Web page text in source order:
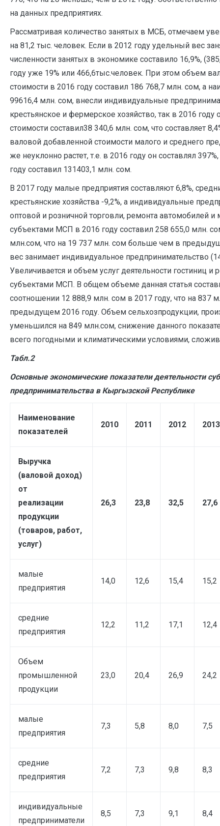
на данных предприятиях.
Рассматривая количество занятых в МСБ, отмечаем
на 81,2 тыс. человек. Если в 2012 году удельный вес
численности занятых в экономике составило 16,9%,
году уже 19% или 466,6тыс.человек. При этом объем
стоимости в 2016 году составил 186 768,7 млн. сом, а
99616,4 млн. сом, внесли индивидуальные
крестьянское и фермерское хозяйство, так в 2016
стоимости составил38 340,6 млн. сом, что составляет
валовой добавленной стоимости малого и среднего
же неуклонно растет, т.е. в 2016 году он составлял
году составил 131403,1 млн. сом.
В 2017 году малые предприятия составляют 6,8%,
крестьянские хозяйства -9,2%, а индивидуальные
оптовой и розничной торговли, ремонта автомобилей
субъектами МСП в 2016 году составил 258 655,0 млн.
млн.сом, что на 19 737 млн. сом больше чем в
вес занимает индивидуальное предпринимательство
Увеличивается и объем услуг деятельности гостиниц и
субъектами МСП. В общем объеме данная статья
соотношении 12 888,9 млн. сом в 2017 году, что на 837
предыдущем 2016 году. Объем сельхозпродукции,
уменьшился на 849 млн.сом, снижение данного
всего погодными и климатическими условиями,
Табл.2
Основные экономические показатели деятельности
предпринимательства в Кыргызской Республике
Наименование
показателей
2010 2011 2012 2013
Выручка
(валовой доход)
от
реализации
продукции
(товаров, работ,
услуг)
26,3 23,8 32,5 27,6
малые
предприятия
14,0 12,6 15,4 15,2
средние
предприятия
12,2 11,2 17,1 12,4
Объем
промышленной
продукции
23,0 20,4 26,9 24,2
малые
предприятия
7,3 5,8 8,0 7,5
средние
предприятия
7,2 7,3 9,8 8,3
индивидуальные
предприниматели
8,5 7,3 9,1 8,4